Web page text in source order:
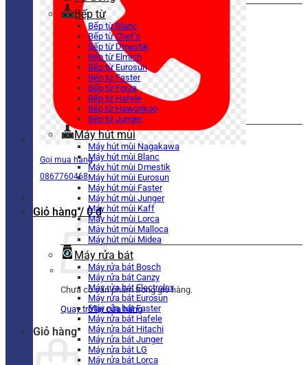
Gọi mua hàng
0867760468
Giỏ hàng / 0₫
Chưa có sản phẩm trong giỏ hàng.
Quay trở lại cửa hàng
Giỏ hàng
Bếp từ
Bếp từ Blanc
Bếp từ Chef’s
Bếp từ Dmestik
Bếp từ Elmich
Bếp từ Eurosun
Bếp từ Faster
Bếp từ Forza
Bếp từ Hafele
Bếp từ Hawonkoo
Bếp từ Junger
Máy hút mùi
Máy hút mùi Nagakawa
Máy hút mùi Blanc
Máy hút mùi Dmestik
Máy hút mùi Eurosun
Máy hút mùi Faster
Máy hút mùi Junger
Máy hút mùi Kaff
Máy hút mùi Lorca
Máy hút mùi Malloca
Máy hút mùi Midea
Máy rửa bát
Máy rửa bát Bosch
Máy rửa bát Canzy
Máy rửa bát Electrolux
Máy rửa bát Eurosun
Máy rửa bát Faster
Máy rửa bát Hafele
Máy rửa bát Hitachi
Máy rửa bát Junger
Máy rửa bát LG
Máy rửa bát Lorca